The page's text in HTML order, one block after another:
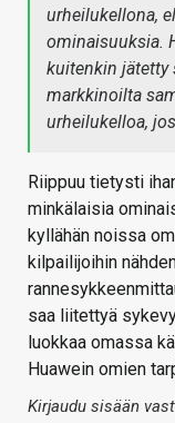
urheilukellona,
ominaisuuksia.
kuitenkin jätetty
markkinoilta
urheilukelloa,
Riippuu tietysti
minkälaisia
kyllähän noissa
kilpailijoihin
saa liitettyä
luokkaa omassa
Huawein omien
Kirjaudu sisään